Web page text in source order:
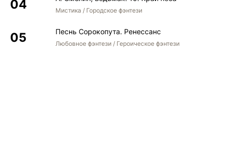
Мистика / Городское фэнтези
Песнь Сорокопута. Ренессанс
Любовное фэнтези / Героическое фэнтези